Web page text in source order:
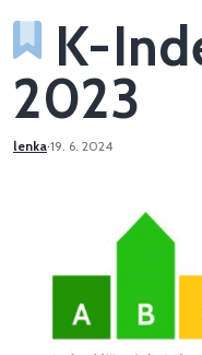
K-
2023
lenka·19. 6. 2024